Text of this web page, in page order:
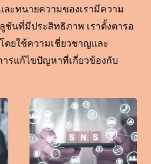
ะทนายความของเรามีความ
นที่มีประสิทธิภาพ เราตั้งตารอ
ยใช้ความเชี่ยวชาญและ
รแก้ไขปัญหาที่เกี่ยวข้องกับ